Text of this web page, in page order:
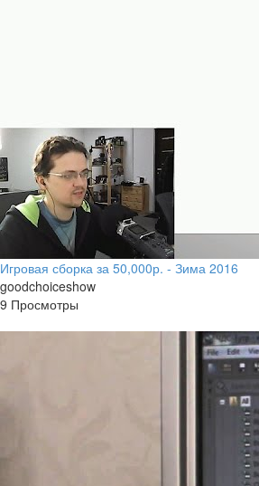
Игровая сборка за 50,000р. - Зима 2016
goodchoiceshow
9 Просмотры